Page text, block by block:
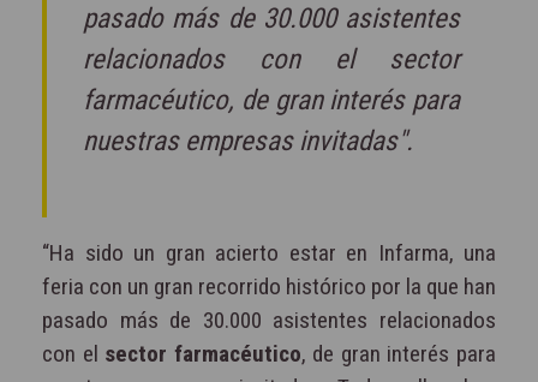
pasado más de 30.000 asistentes
relacionados con el sector
farmacéutico, de gran interés para
nuestras empresas invitadas".
“Ha sido un gran acierto estar en Infarma, una
feria con un gran recorrido histórico por la que han
pasado más de 30.000 asistentes relacionados
con el sector farmacéutico, de gran interés para